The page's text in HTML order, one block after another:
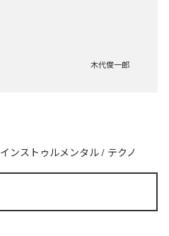
木代俊一郎
インストゥルメンタル / テクノ